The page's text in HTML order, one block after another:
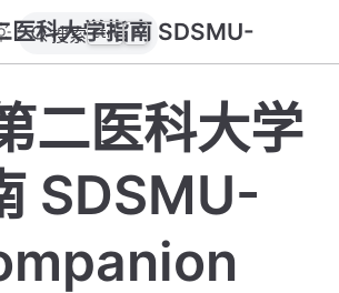
医科大学指南 SDSMU-
搜索 Ctrl F
二医科大学
SDSMU-